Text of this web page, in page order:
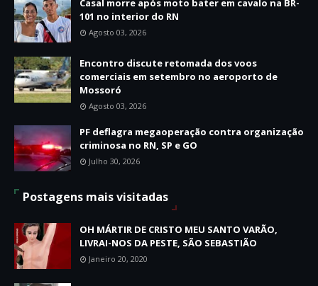
Casal morre após moto bater em cavalo na BR-
101 no interior do RN
Agosto 03, 2026
Encontro discute retomada dos voos
comerciais em setembro no aeroporto de
Mossoró
Agosto 03, 2026
PF deflagra megaoperação contra organização
criminosa no RN, SP e GO
Julho 30, 2026
Postagens mais visitadas
OH MÁRTIR DE CRISTO MEU SANTO VARÃO,
LIVRAI-NOS DA PESTE, SÃO SEBASTIÃO
Janeiro 20, 2020